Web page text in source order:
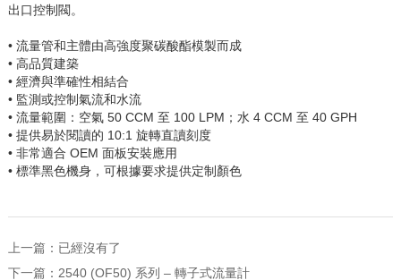
出口控制閥。
• 流量管和主體由高強度聚碳酸酯模製而成
• 高品質建築
• 經濟與準確性相結合
• 監測或控制氣流和水流
• 流量範圍：空氣 50 CCM 至 100 LPM；水 4 CCM 至 40 GPH
• 提供易於閱讀的 10:1 旋轉直讀刻度
• 非常適合 OEM 面板安裝應用
• 標準黑色機身，可根據要求提供定制顏色
上一篇：已經沒有了
下一篇： 2540 (OF50) 系列 – 轉子式流量計